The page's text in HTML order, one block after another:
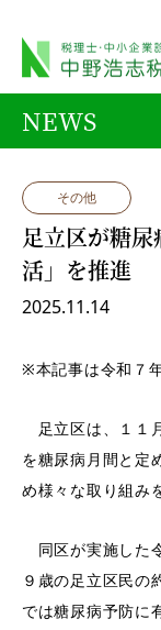
NEWS
その他
足立区が糖
活」を推進
2025.11.14
※本記事は令和７
足立区は、１１
を糖尿病月間と定
め様々な取り組み
同区が実施した
９歳の足立区民の
では糖尿病予防に